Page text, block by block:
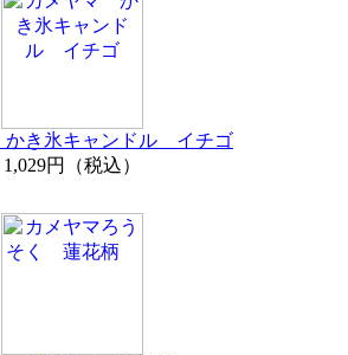
き氷キャンドル イチゴ
1,029円（税込）